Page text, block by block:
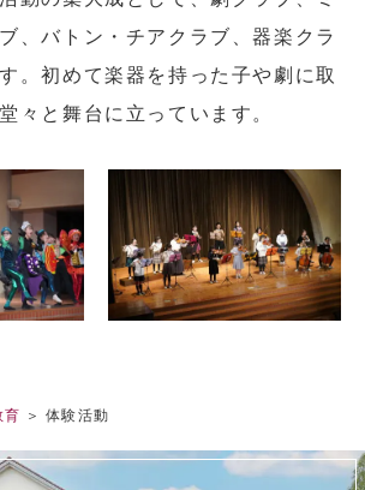
、バトン・チアクラブ、器楽クラ
。初めて楽器を持った子や劇に取
々と舞台に立っています。
育 体験活動